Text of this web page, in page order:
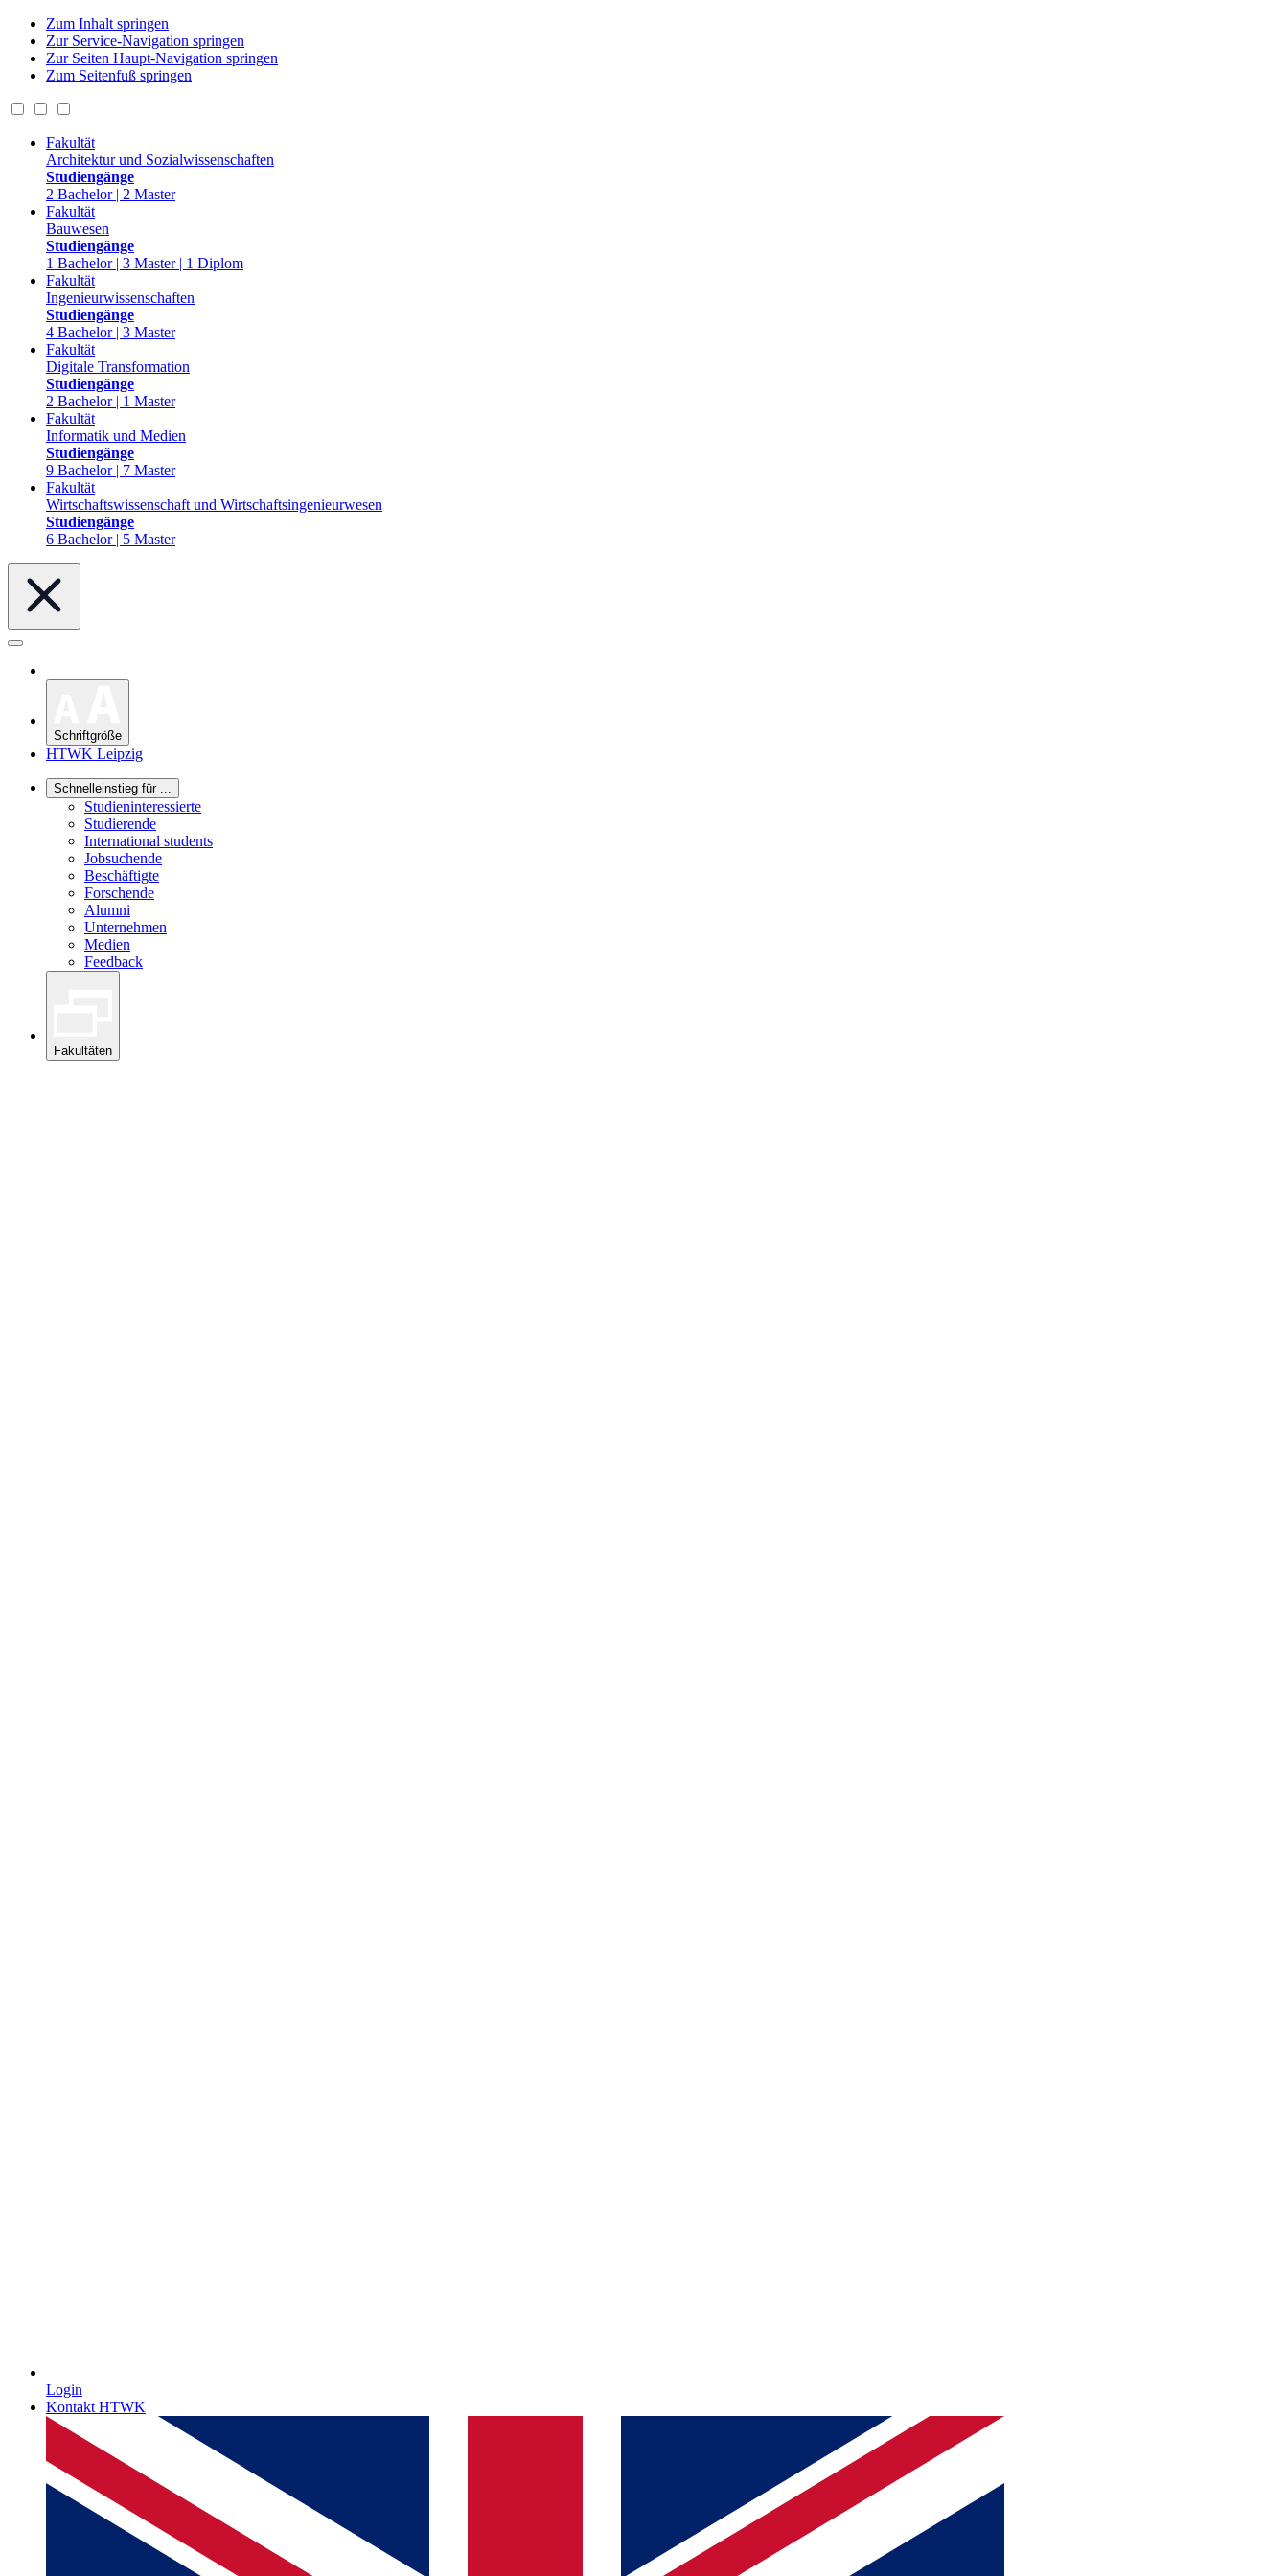
Zum Inhalt springen
Zur Service-Navigation springen
Zur Seiten Haupt-Navigation springen
Zum Seitenfuß springen
Fakultät
Architektur und Sozialwissenschaften
Studiengänge
2 Bachelor | 2 Master
Fakultät
Bauwesen
Studiengänge
1 Bachelor | 3 Master | 1 Diplom
Fakultät
Ingenieurwissenschaften
Studiengänge
4 Bachelor | 3 Master
Fakultät
Digitale Transformation
Studiengänge
2 Bachelor | 1 Master
Fakultät
Informatik und Medien
Studiengänge
9 Bachelor | 7 Master
Fakultät
Wirtschaftswissenschaft und Wirtschaftsingenieurwesen
Studiengänge
6 Bachelor | 5 Master
Schriftgröße
HTWK Leipzig
Schnelleinstieg für ...
Studieninteressierte
Studierende
International students
Jobsuchende
Beschäftigte
Forschende
Alumni
Unternehmen
Medien
Feedback
Fakultäten
Login
Kontakt HTWK